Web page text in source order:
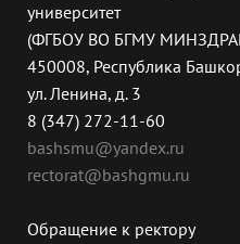
университет
(ФГБОУ ВО БГМУ
450008, Республика
ул. Ленина, д. 3
8 (347) 272-11-60
bashsmu@yandex.ru
rectorat@bashgmu.ru
Обращение к ректору